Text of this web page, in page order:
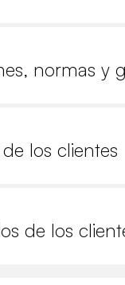
normas y
los clientes
de los